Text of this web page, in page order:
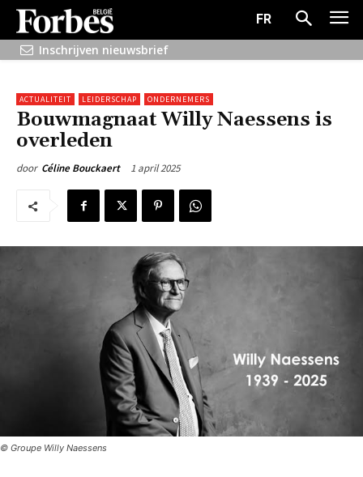
FR
Inschrijven nieuwsbrief
ACTUALITEIT LEIDERSCHAP ONDERNEMERS
Bouwmagnaat Willy Naessens is
overleden
door Céline Bouckaert 1 april 2025
© Groupe Willy Naessens